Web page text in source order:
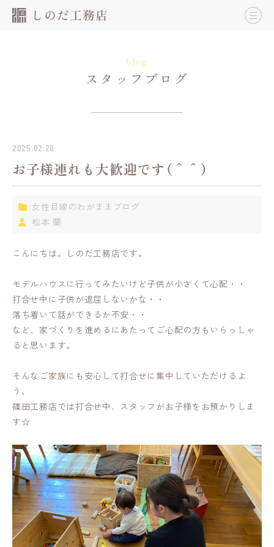
blog
スタッフブログ
2025.02.28
お子様連れも大歓迎です（＾＾）
女性目線のわがままブログ
松本 蘭
こんにちは。しのだ工務店です。
モデルハウスに行ってみたいけど子供が小さくて心配・・
打合せ中に子供が退屈しないかな・・
落ち着いて話ができるか不安・・
など、家づくりを進めるにあたってご心配の方もいらっしゃ
ると思います。
そんなご家族にも安心して打合せに集中していただけるよ
う、
篠田工務店では打合せ中、スタッフがお子様をお預かりしま
す☆